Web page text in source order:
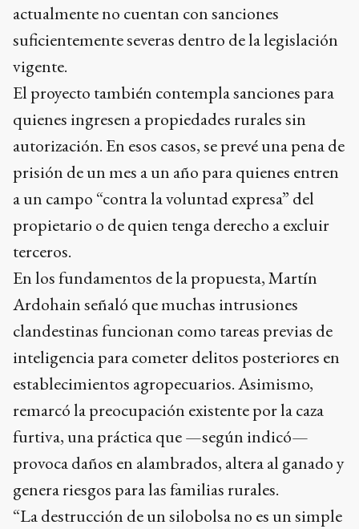
actualmente no cuentan con sanciones
suficientemente severas dentro de la legislación
vigente.
El proyecto también contempla sanciones para
quienes ingresen a propiedades rurales sin
autorización. En esos casos, se prevé una pena de
prisión de un mes a un año para quienes entren
a un campo “contra la voluntad expresa” del
propietario o de quien tenga derecho a excluir
terceros.
En los fundamentos de la propuesta, Martín
Ardohain señaló que muchas intrusiones
clandestinas funcionan como tareas previas de
inteligencia para cometer delitos posteriores en
establecimientos agropecuarios. Asimismo,
remarcó la preocupación existente por la caza
furtiva, una práctica que —según indicó—
provoca daños en alambrados, altera al ganado y
genera riesgos para las familias rurales.
“La destrucción de un silobolsa no es un simple